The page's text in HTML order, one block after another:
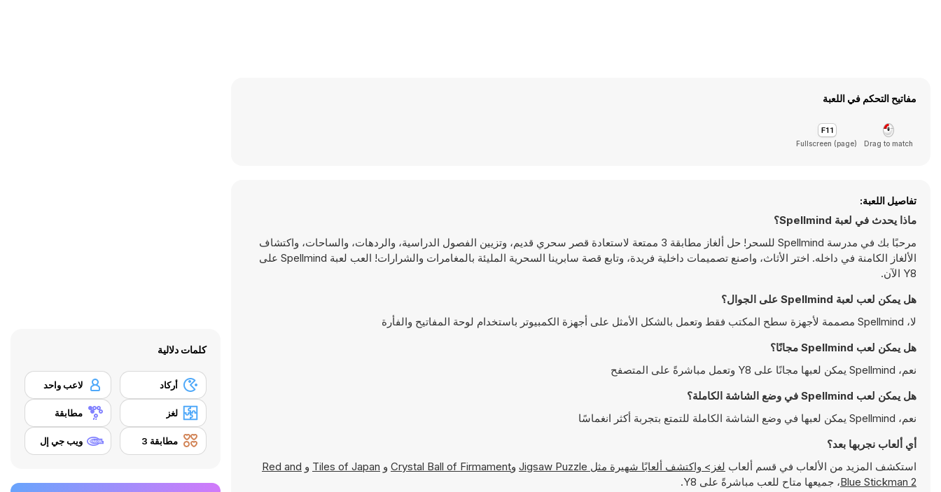
مفاتيح التحكم في اللعبة
Drag to match
Fullscreen (page)
تفاصيل اللعبة:
ماذا يحدث في لعبة Spellmind؟
مرحبًا بك في مدرسة Spellmind للسحر! حل ألغاز مطابقة 3 ممتعة لاستعادة قصر سحري قديم، وتزيين الفصول الدراسية، والردهات، والساحات، واكتشاف
الألغاز الكامنة في داخله. اختر الأثاث، واصنع تصميمات داخلية فريدة، وتابع قصة سابرينا السحرية المليئة بالمغامرات والشرارات! العب لعبة Spellmind على
Y8 الآن.
هل يمكن لعب لعبة Spellmind على الجوال؟
لا، Spellmind مصممة لأجهزة سطح المكتب فقط وتعمل بالشكل الأمثل على أجهزة الكمبيوتر باستخدام لوحة المفاتيح والفأرة
هل يمكن لعب Spellmind مجانًا؟
نعم، Spellmind يمكن لعبها مجانًا على Y8 وتعمل مباشرةً على المتصفح
هل يمكن لعب Spellmind في وضع الشاشة الكاملة؟
نعم، Spellmind يمكن لعبها في وضع الشاشة الكاملة للتمتع بتجربة أكثر انغماسًا
أي ألعاب نجربها بعد؟
استكشف المزيد من الألعاب في قسم ألعاب لغز> واكتشف ألعابًا شهيرة مثل Jigsaw Puzzle وCrystal Ball of Firmament و Tiles of Japan و Red and
Blue Stickman 2، جميعها متاح للعب مباشرةً على Y8.
كلمات دلالية
أركاد لاعب واحد
لغز مطابقة
مطابقة 3 ويب جي إل